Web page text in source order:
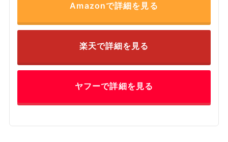
Amazonで詳細を見る
楽天で詳細を見る
ヤフーで詳細を見る